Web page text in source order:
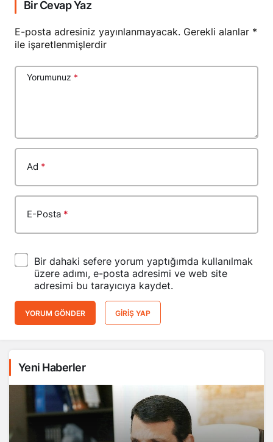
Bir Cevap Yaz
E-posta adresiniz yayınlanmayacak. Gerekli alanlar *
ile işaretlenmişlerdir
Yorumunuz *
Ad *
E-Posta *
Bir dahaki sefere yorum yaptığımda kullanılmak
üzere adımı, e-posta adresimi ve web site
adresimi bu tarayıcıya kaydet.
YORUM GÖNDER GIRIŞ YAP
Yeni Haberler